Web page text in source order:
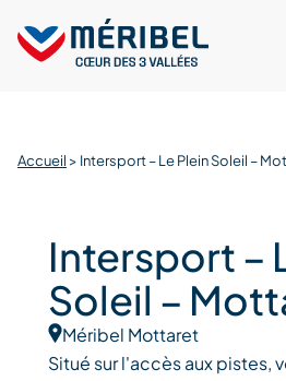
content
Accueil > Intersport – Le Plein Soleil –
Intersport –
Soleil –
Méribel Mottaret
Situé sur l'accès aux pistes,